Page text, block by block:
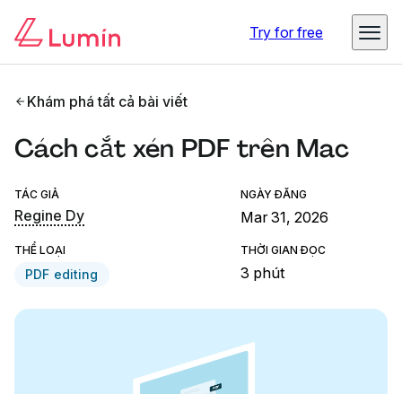
Try for free
Khám phá tất cả bài viết
Cách cắt xén PDF trên Mac
TÁC GIẢ
Regine Dy
NGÀY ĐĂNG
Mar 31, 2026
THỂ LOẠI
PDF editing
THỜI GIAN ĐỌC
3 phút